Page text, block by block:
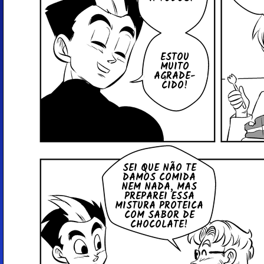
ESTOU
MUITO
AGRA­DE­
CIDO!
SEI QUE NÃO TE
DAMOS COMIDA
NEM NADA, MAS
PRE­PA­REI ESSA
MISTURA PRO­TEICA
COM SABOR DE
CHO­CO­LATE!